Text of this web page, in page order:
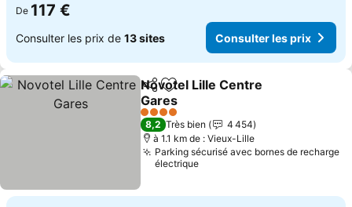
De 117 €
Consulter les prix de 13 sites Consulter les prix
PartagerAjouter à mes favoris
Novotel Lille Centre
Gares
Consulter les prix
4 Étoiles
8,2 Très bien
4 454
à 1.1 km de : Vieux-Lille
Parking sécurisé avec bornes de recharge
électrique